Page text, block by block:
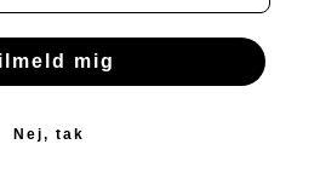
mig
Nej, tak